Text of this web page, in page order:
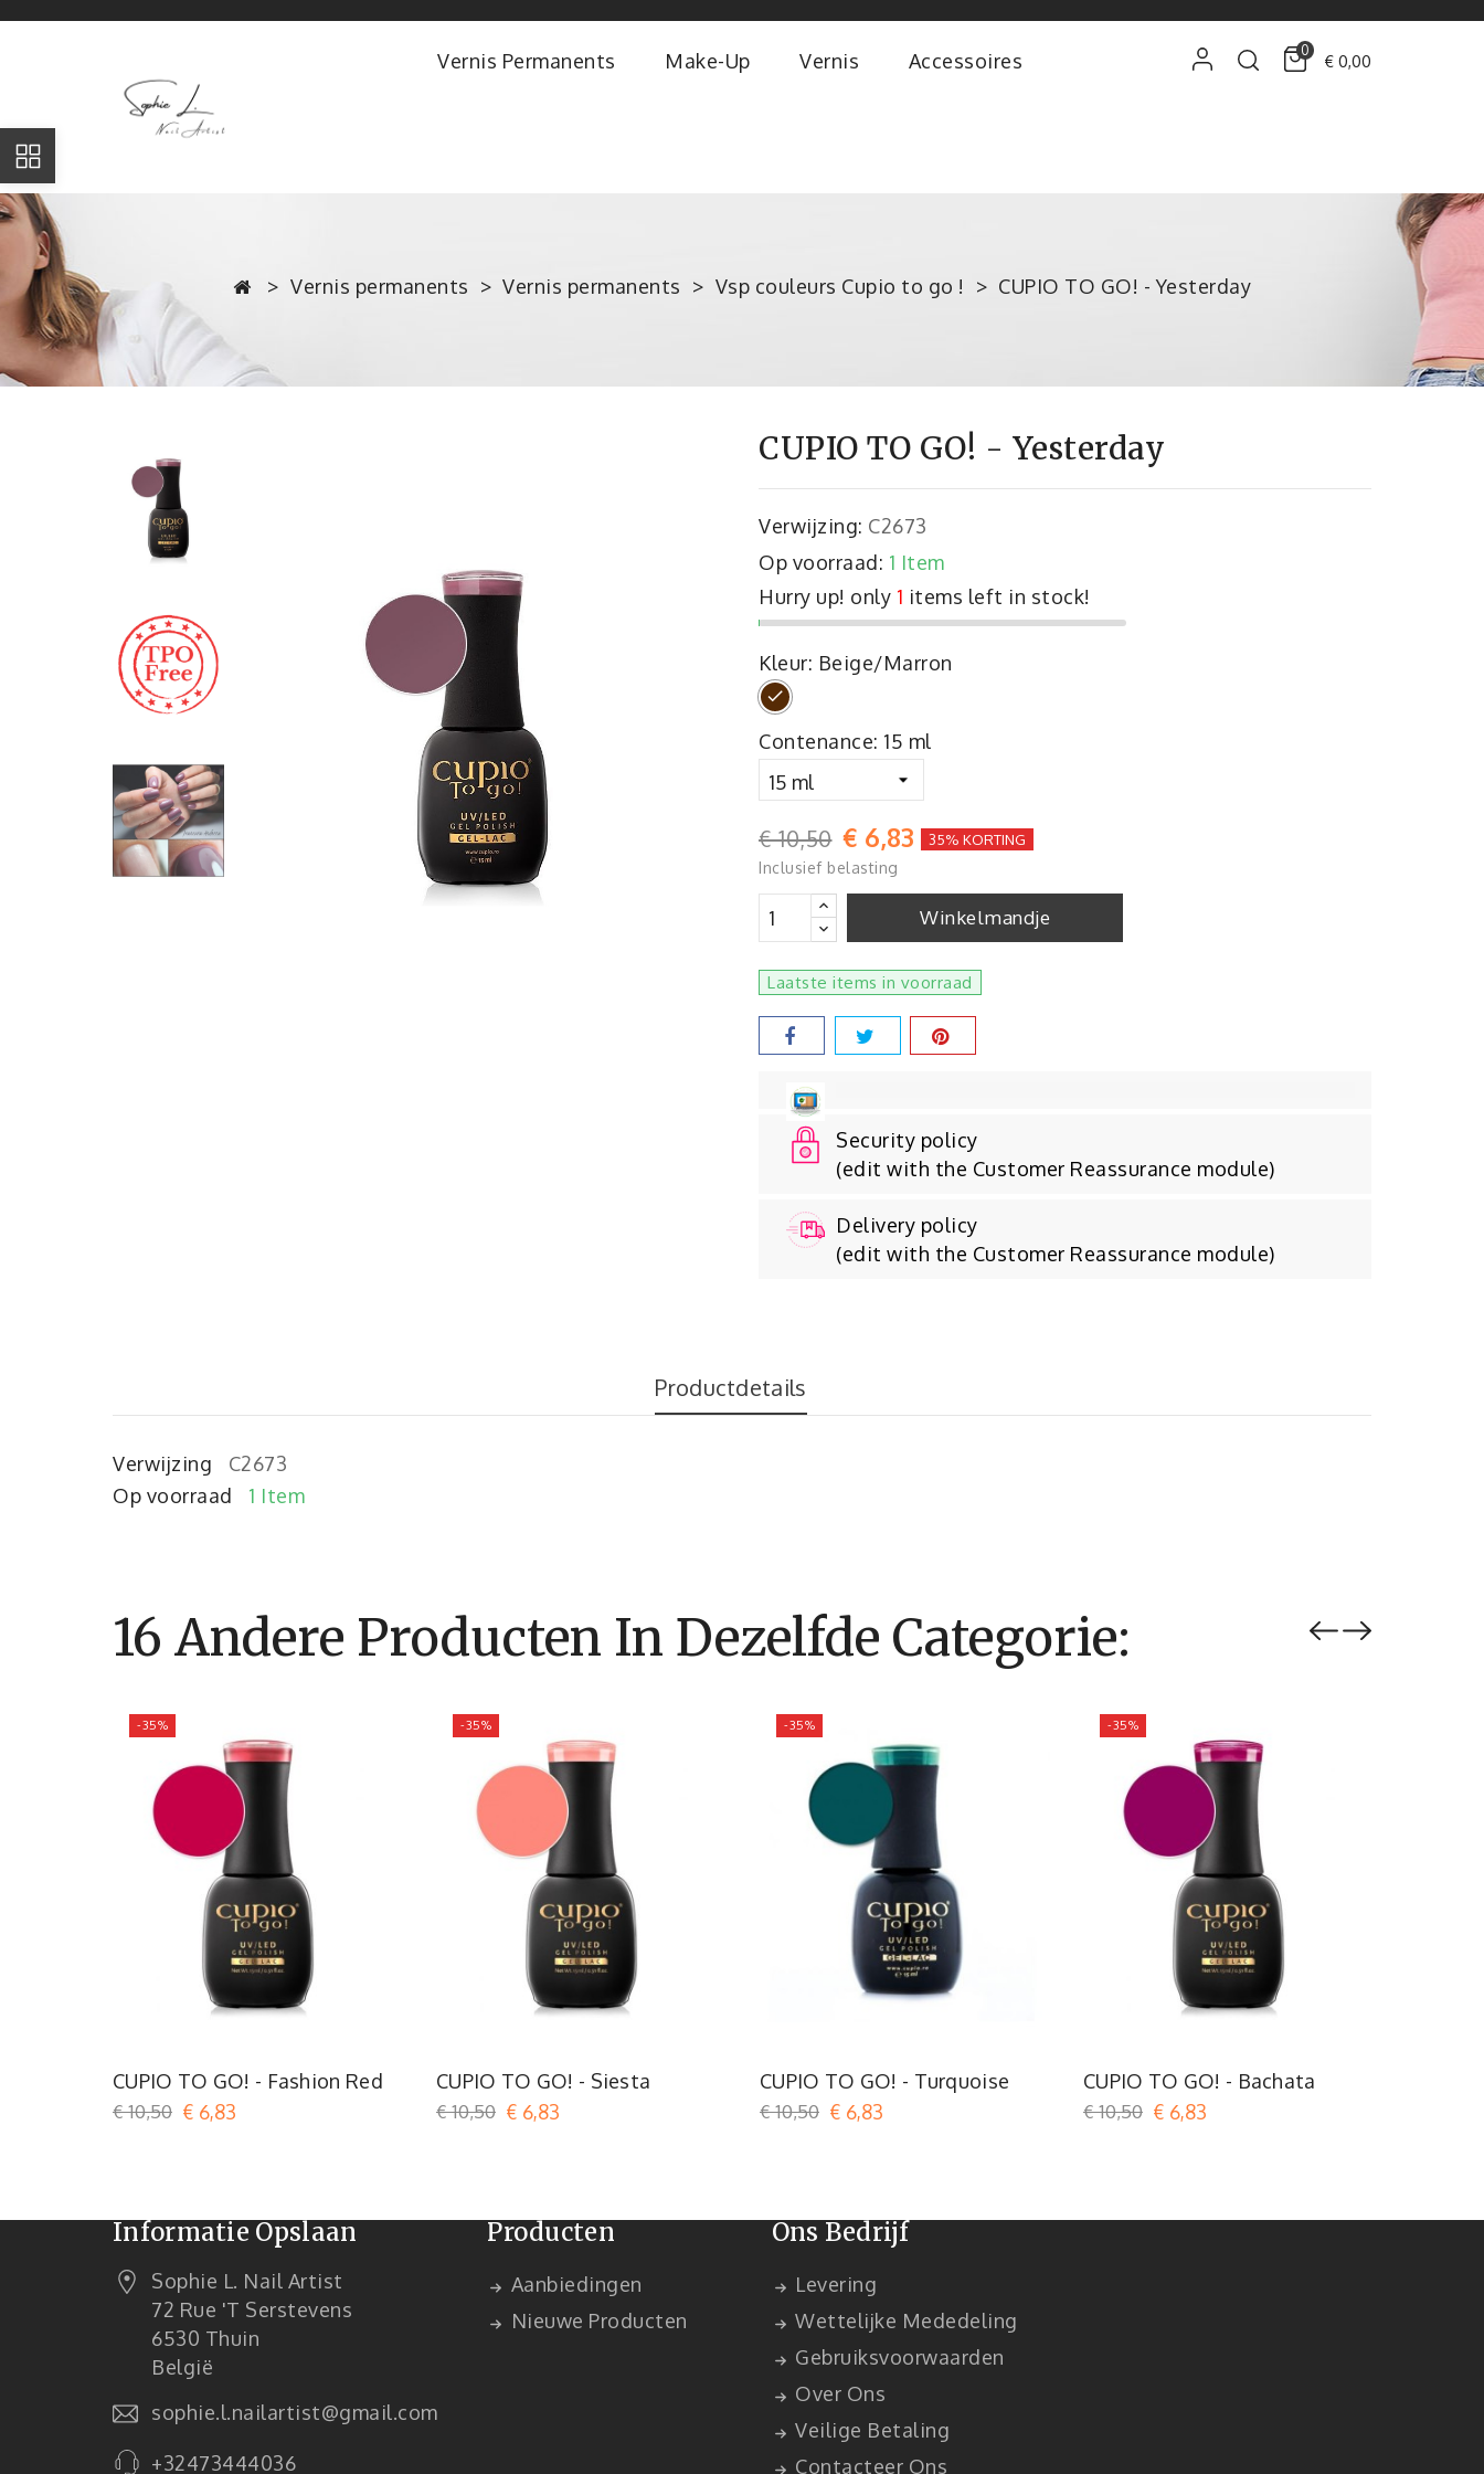
0
€ 0,00
Vernis Permanents Make-Up Vernis Accessoires
Vernis permanents Vernis permanents Vsp couleurs Cupio to go ! CUPIO TO GO! - Yesterday
CUPIO TO GO! - Yesterday
Verwijzing: C2673
Op voorraad: 1 Item
Hurry up! only 1 items left in stock!
Kleur: Beige/Marron
Beige/Marron
Contenance: 15 ml
€ 10,50 € 6,83 35% KORTING
Inclusief belasting
Winkelmandje
Laatste items in voorraad
Security policy
(edit with the Customer Reassurance module)
Delivery policy
(edit with the Customer Reassurance module)
Productdetails
Verwijzing
C2673
Op voorraad
1 Item
16 Andere Producten In Dezelfde Categorie:
-35%
CUPIO TO GO! - Fashion Red
€ 10,50 € 6,83
Rood
-35%
CUPIO TO GO! - Siesta
€ 10,50 € 6,83
Oranje
-35%
CUPIO TO GO! - Turquoise
€ 10,50 € 6,83
-35%
CUPIO TO GO! - Bachata
€ 10,50 € 6,83
Roze
Informatie Opslaan
Sophie L. Nail Artist
72 Rue 't Serstevens
6530 Thuin
België
sophie.l.nailartist@gmail.com
+32473444036
Producten
Aanbiedingen
Nieuwe Producten
Ons Bedrijf
Levering
Wettelijke Mededeling
Gebruiksvoorwaarden
Over Ons
Veilige Betaling
Contacteer Ons